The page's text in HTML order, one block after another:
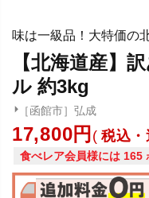
味は一級品！大特価の
【北海道産】
ル 約3kg
［函館市］弘成
17,800 税込
食べレア会員様には 165